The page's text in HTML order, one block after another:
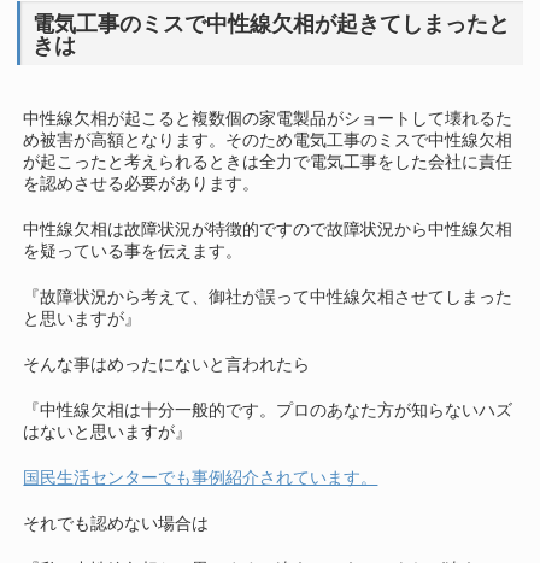
電気工事のミスで中性線欠相が起きてしまったと
きは
中性線欠相が起こると複数個の家電製品がショートして壊れるた
め被害が高額となります。そのため電気工事のミスで中性線欠相
が起こったと考えられるときは全力で電気工事をした会社に責任
を認めさせる必要があります。
中性線欠相は故障状況が特徴的ですので故障状況から中性線欠相
を疑っている事を伝えます。
『故障状況から考えて、御社が誤って中性線欠相させてしまった
と思いますが』
そんな事はめったにないと言われたら
『中性線欠相は十分一般的です。プロのあなた方が知らないハズ
はないと思いますが』
国民生活センターでも事例紹介されています。
それでも認めない場合は